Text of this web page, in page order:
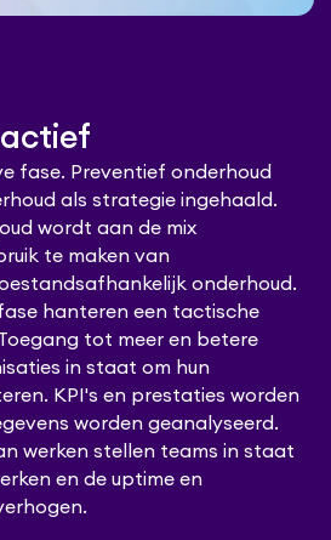
fase. Preventief onderhoud
als strategie ingehaald.
wordt aan de mix
te maken van
onderhoud.
hanteren een tactische
tot meer en betere
in staat om hun
KPI's en prestaties worden
worden geanalyseerd.
werken stellen teams in staat
en de uptime en